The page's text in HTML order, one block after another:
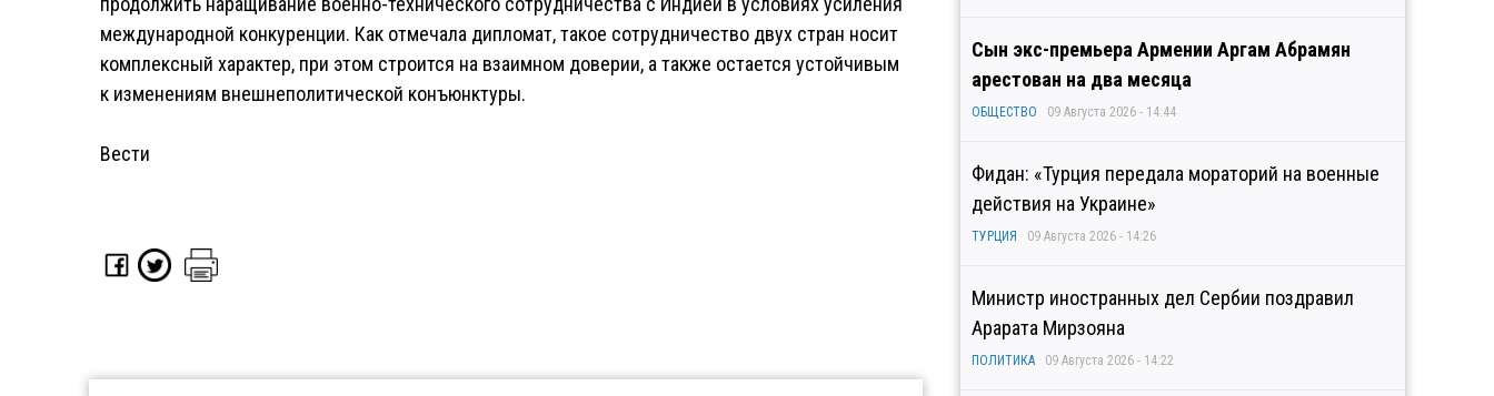
международной конкуренции. Как отмечала дипломат, такое сотрудничество двух стран носит
комплексный характер, при этом строится на взаимном доверии, а также остается устойчивым
к изменениям внешнеполитической конъюнктуры.
Вести
Сын экс-премьера Армении Аргам Абрамян
арестован на два месяца
ОБЩЕСТВО 09 Августа 2026 - 14:44
Фидан: «Турция передала мораторий на военные
действия на Украине»
ТУРЦИЯ 09 Августа 2026 - 14:26
Министр иностранных дел Сербии поздравил
Арарата Мирзояна
ПОЛИТИКА 09 Августа 2026 - 14:22